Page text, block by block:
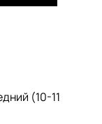
(10-11